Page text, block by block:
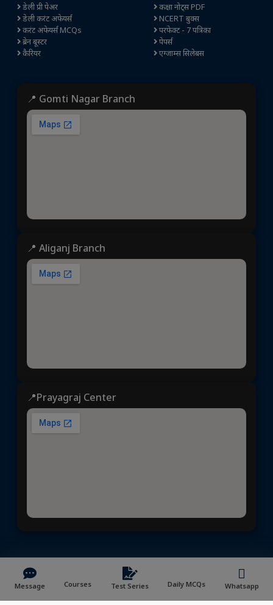
Message Courses Test Series Daily MCQs Whatsapp
डेली प्री पेअर
डेली करंट अफेयर्स
करंट अफेयर्स MCQs
ब्रेन बूस्टर
कैरियर
कक्षा नोट्स PDF
NCERT बुक्स
परफेक्ट - 7 पत्रिका
पेपर्स
एग्जाम्स सिलेबस
📍 Gomti Nagar Branch
📍 Aliganj Branch
📍Prayagraj Center
NVYMedia